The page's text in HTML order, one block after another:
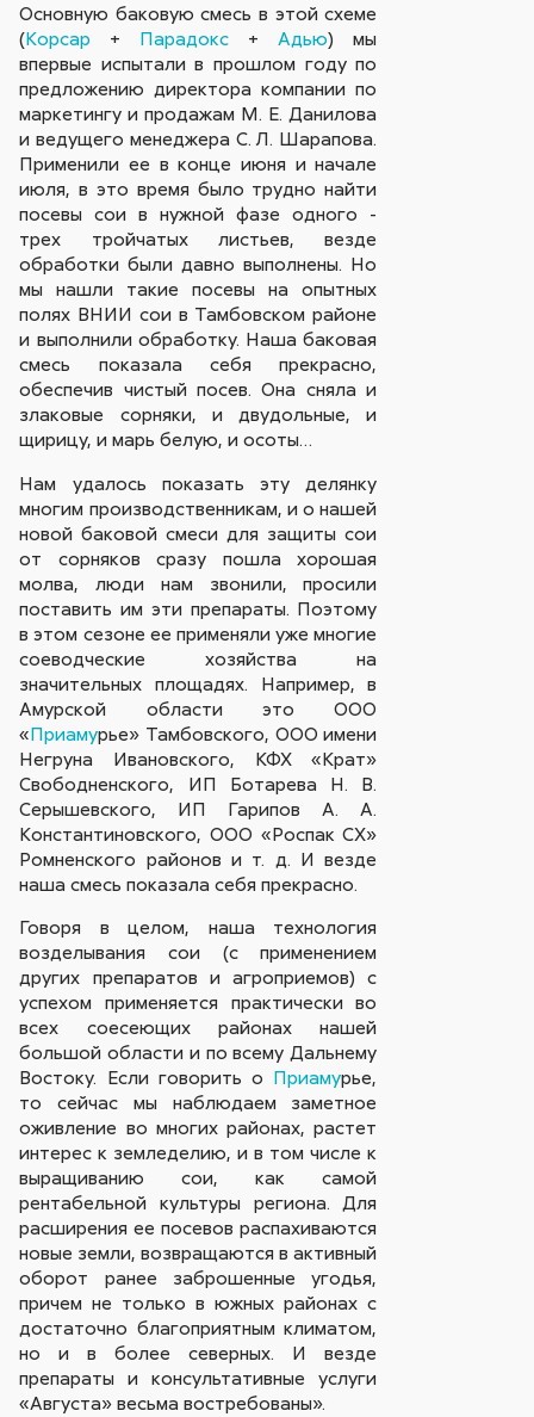
Основную баковую смесь в этой схеме
(Корсар + Парадокс +Адью) мы
впервые испытали в прошлом году по
предложению директора компании по
маркетингу и продажам М. Е. Данилова
и ведущего менеджера С. Л. Шарапова.
Применили ее в конце июня и начале
июля, в это время было трудно найти
посевы сои в нужной фазе одного -
трех тройчатых листьев, везде
обработки были давно выполнены. Но
мы нашли такие посевы на опытных
полях ВНИИ сои в Тамбовском районе
и выполнили обработку. Наша баковая
смесь показала себя прекрасно,
обеспечив чистый посев. Она сняла и
злаковые сорняки, и двудольные, и
щирицу, и марь белую, и осоты…
Нам удалось показать эту делянку
многим производственникам, и о нашей
новой баковой смеси для защиты сои
от сорняков сразу пошла хорошая
молва, люди нам звонили, просили
поставить им эти препараты. Поэтому
в этом сезоне ее применяли уже многие
соеводческие хозяйства на
значительных площадях. Например, в
Амурской области это ООО
«Приамурье» Тамбовского, ООО имени
Негруна Ивановского, КФХ «Крат»
Свободненского, ИП Ботарева Н. В.
Серышевского, ИП Гарипов А. А.
Константиновского, ООО «Роспак СХ»
Ромненского районов и т. д. И везде
наша смесь показала себя прекрасно.
Говоря в целом, наша технология
возделывания сои (с применением
других препаратов и агроприемов) с
успехом применяется практически во
всех соесеющих районах нашей
большой области и по всему Дальнему
Востоку. Если говорить о Приамурье,
то сейчас мы наблюдаем заметное
оживление во многих районах, растет
интерес к земледелию, и в том числе к
выращиванию сои, как самой
рентабельной культуры региона. Для
расширения ее посевов распахиваются
новые земли, возвращаются в активный
оборот ранее заброшенные угодья,
причем не только в южных районах с
достаточно благоприятным климатом,
но и в более северных. И везде
препараты и консультативные услуги
«Августа» весьма востребованы».